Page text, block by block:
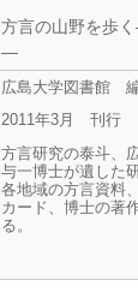
方言の山野を歩
―
広島大学図書館
2011年3月 刊行
方言研究の泰斗、
与一博士が遺した
各地域の方言資料
カード、博士の著
る。